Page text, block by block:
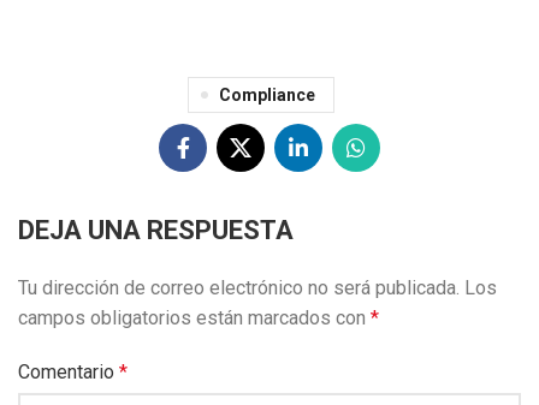
Compliance
DEJA UNA RESPUESTA
Tu dirección de correo electrónico no será publicada. Los
campos obligatorios están marcados con *
Comentario *